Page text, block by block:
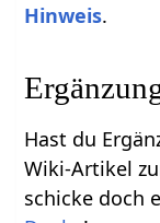
Hinweis.
Hast du
Wiki-Artikel
schicke doch